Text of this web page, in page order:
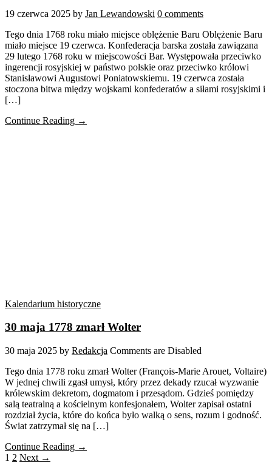
19 czerwca 2025 by Jan Lewandowski 0 comments
Tego dnia 1768 roku miało miejsce oblężenie Baru Oblężenie Baru
miało miejsce 19 czerwca. Konfederacja barska została zawiązana
29 lutego 1768 roku w miejscowości Bar. Występowała przeciwko
ingerencji rosyjskiej w państwo polskie oraz przeciwko królowi
Stanisławowi Augustowi Poniatowskiemu. 19 czerwca została
stoczona bitwa między wojskami konfederatów a siłami rosyjskimi i
[…]
Continue Reading →
Kalendarium historyczne
30 maja 1778 zmarł Wolter
30 maja 2025 by Redakcja Comments are Disabled
Tego dnia 1778 roku zmarł Wolter (François-Marie Arouet, Voltaire)
W jednej chwili zgasł umysł, który przez dekady rzucał wyzwanie
królewskim dekretom, dogmatom i przesądom. Gdzieś pomiędzy
salą teatralną a kościelnym konfesjonałem, Wolter zapisał ostatni
rozdział życia, które do końca było walką o sens, rozum i godność.
Świat zatrzymał się na […]
Continue Reading →
1 2 Next →